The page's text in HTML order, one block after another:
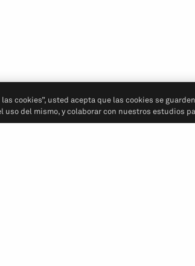
cookies”, usted acepta que las cookies se
uso del mismo, y colaborar con nuestros estudios